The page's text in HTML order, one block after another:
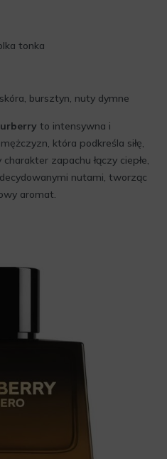
tonka
bursztyn, nuty dymne
to intensywna i
która podkreśla siłę,
zapachu łączy ciepłe,
nutami, tworząc
aromat.